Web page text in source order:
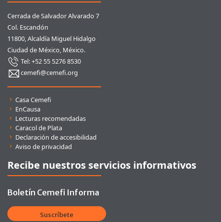
Cerrada de Salvador Alvarado 7
Col. Escandón
11800, Alcaldía Miguel Hidalgo
Ciudad de México, México.
Tel: +52 55 5276 8530
cemefi@cemefi.org
Enlaces rápidos
Casa Cemefi
EnCausa
Lecturas recomendadas
Caracol de Plata
Declaración de accesibilidad
Aviso de privacidad
Recibe nuestros servicios informativos
Boletín Cemefi Informa
Suscríbete